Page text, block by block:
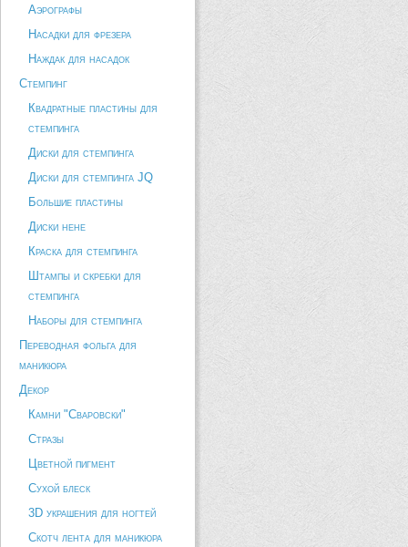
Аэрографы
Насадки для фрезера
Наждак для насадок
Стемпинг
Квадратные пластины для
стемпинга
Диски для стемпинга
Диски для стемпинга JQ
Большие пластины
Диски hehe
Краска для стемпинга
Штампы и скребки для
стемпинга
Наборы для стемпинга
Переводная фольга для
маникюра
Декор
Камни "Сваровски"
Стразы
Цветной пигмент
Сухой блеск
3D украшения для ногтей
Скотч лента для маникюра